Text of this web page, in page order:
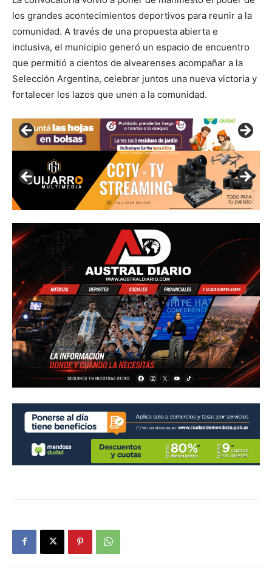
los grandes acontecimientos deportivos para reunir a la
comunidad. A través de una propuesta abierta e
inclusiva, el municipio generó un espacio de encuentro
que permitió a cientos de alvearenses acompañar a la
Selección Argentina, celebrar juntos una nueva victoria y
fortalecer los lazos que unen a la comunidad.